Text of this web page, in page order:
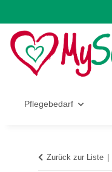
Pflegebedarf
Zurück zur Liste